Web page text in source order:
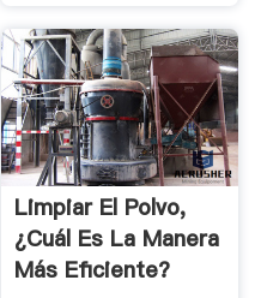
Limpiar El Polvo,
¿cuál Es La Manera
Más Eficiente?